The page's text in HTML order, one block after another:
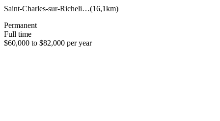
Saint-Charles-sur-Richeli…(16,1km)
Permanent
Full time
$60,000 to $82,000 per year